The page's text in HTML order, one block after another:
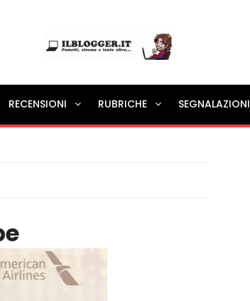
Ilblogger.it
Il portalino di blog |
RECENSIONI RUBRICHE SEGNALAZIONI